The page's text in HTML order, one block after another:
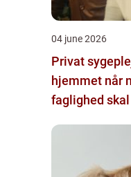
04 june 2026
Privat
hjemmet når nærvær og
faglighed